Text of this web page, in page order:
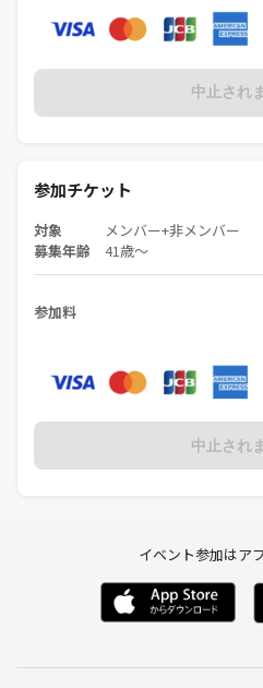
中止され
参加チケット
対象
メンバー+非メンバー
募集年齢 41歳〜
参加料
中止され
イベント参加はア